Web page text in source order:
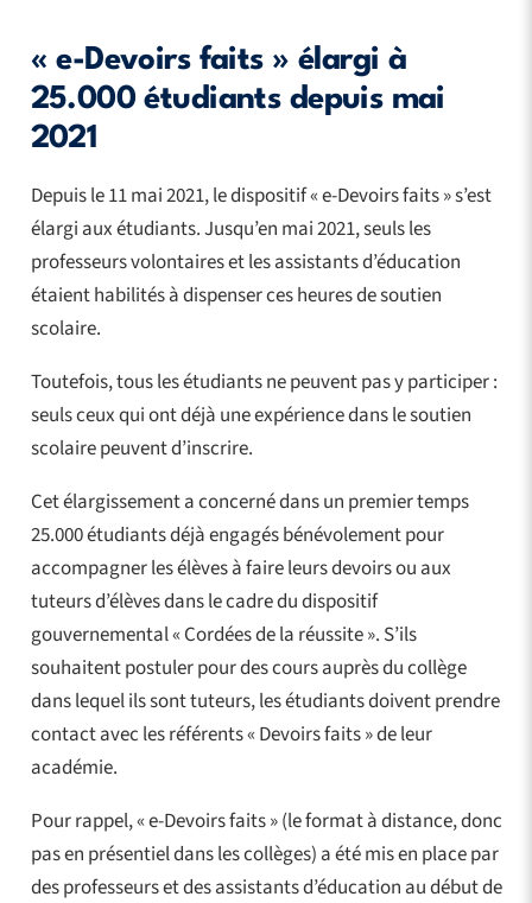
« e-Devoirs faits » élargi à
25.000 étudiants depuis mai
2021
Depuis le 11 mai 2021, le dispositif « e-Devoirs faits » s’est
élargi aux étudiants. Jusqu’en mai 2021, seuls les
professeurs volontaires et les assistants d’éducation
étaient habilités à dispenser ces heures de soutien
scolaire.
Toutefois, tous les étudiants ne peuvent pas y participer :
seuls ceux qui ont déjà une expérience dans le soutien
scolaire peuvent d’inscrire.
Cet élargissement a concerné dans un premier temps
25.000 étudiants déjà engagés bénévolement pour
accompagner les élèves à faire leurs devoirs ou aux
tuteurs d’élèves dans le cadre du dispositif
gouvernemental « Cordées de la réussite ». S’ils
souhaitent postuler pour des cours auprès du collège
dans lequel ils sont tuteurs, les étudiants doivent prendre
contact avec les référents « Devoirs faits » de leur
académie.
Pour rappel, « e-Devoirs faits » (le format à distance, donc
pas en présentiel dans les collèges) a été mis en place par
des professeurs et des assistants d’éducation au début de